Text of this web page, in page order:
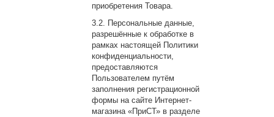
приобретения Товара.
Персональные данные,
разрешённые к обработке в
рамках настоящей Политики
конфиденциальности,
предоставляются
Пользователем путём
заполнения регистрационной
формы на сайте Интернет-
магазина «ПриСТ» в разделе